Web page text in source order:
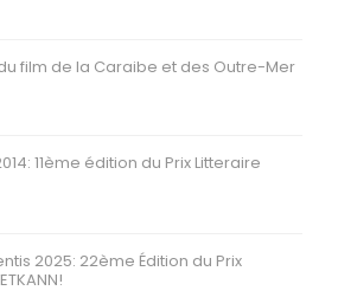
film de la Caraibe et des Outre-Mer
11ème édition du Prix Litteraire
2025: 22ème Édition du Prix